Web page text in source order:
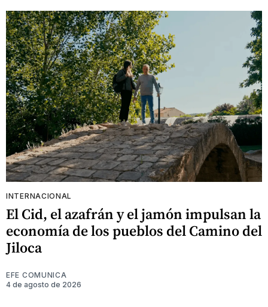
INTERNACIONAL
El Cid, el azafrán y el jamón impulsan la
economía de los pueblos del Camino del
Jiloca
EFE COMUNICA
4 de agosto de 2026